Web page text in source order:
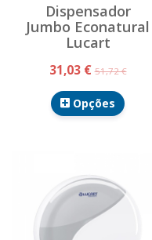
Dispensador
Jumbo Econatural
Lucart
31,03 €51,72 €
Opções